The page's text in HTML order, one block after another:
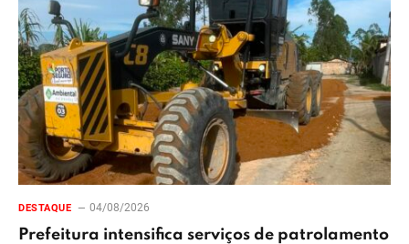
DESTAQUE 04/08/2026
Prefeitura intensifica serviços de patrolamento